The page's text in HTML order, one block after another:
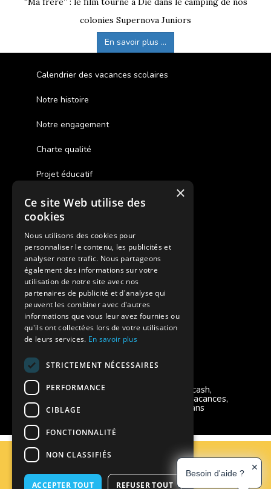
colonies Supernova Juniors
En savoir plus ...
Calendrier des vacances scolaires
Notre histoire
Notre engagement
Charte qualité
Projet éducatif
Des colonies de vacances inclusives
Assurances annulations
Aides financières pour partir en colonie
Charte de confidentialité
Vacances Adaptées Adulte Supernova
Modes de règlement acceptés
Chèque, Virement, Espèces, Mandats cash,
Bons CAF, Conseil général, Chèques vacances,
Carte bancaire, Prise en charge reçu sans
règlement, Prélèvement, Pass Colo
Plan du site
×
Ce site Web utilise des
cookies
Nous utilisons des cookies pour
personnaliser le contenu, les publicités et
analyser notre trafic. Nous partageons
également des informations sur votre
utilisation de notre site avec nos
partenaires de publicité et d'analyse qui
peuvent les combiner avec d'autres
informations que vous leur avez fournies ou
qu'ils ont collectées lors de votre utilisation
de leurs services. En savoir plus
STRICTEMENT NÉCESSAIRES
PERFORMANCE
CIBLAGE
FONCTIONNALITÉ
NON CLASSIFIÉS
ACCEPTER TOUT REFUSER TOUT
Besoin d'aide ?
✕